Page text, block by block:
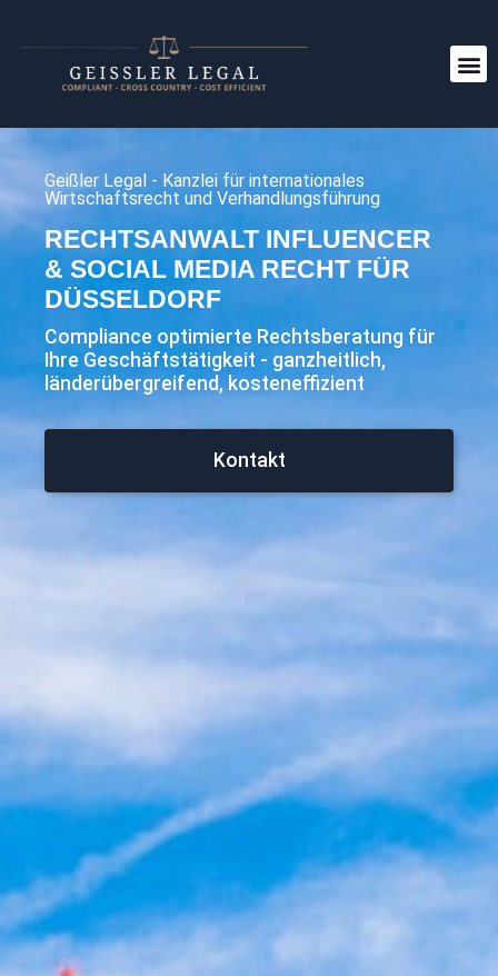
Geißler Legal - Kanzlei für internationales
Wirtschaftsrecht und Verhandlungsführung
RECHTSANWALT INFLUENCER
& SOCIAL MEDIA RECHT FÜR
DÜSSELDORF
Compliance optimierte Rechtsberatung für
Ihre Geschäftstätigkeit - ganzheitlich,
länderübergreifend, kosteneffizient
Kontakt